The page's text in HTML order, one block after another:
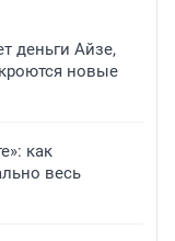
деньги Айзе,
новые
как
весь